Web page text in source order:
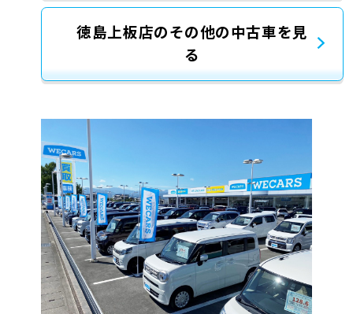
徳島上板店のその他の中古車を見
る